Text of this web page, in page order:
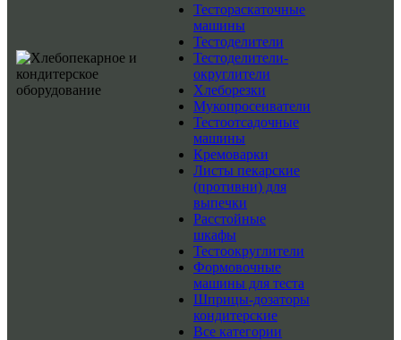
Тестораскаточные
машины
Тестоделители
Тестоделители-
округлители
Хлеборезки
Мукопросеиватели
Тестоотсадочные
машины
Кремоварки
Листы пекарские
(противни) для
выпечки
Расстойные
шкафы
Тестоокруглители
Формовочные
машины для теста
Шприцы-дозаторы
кондитерские
Все категории